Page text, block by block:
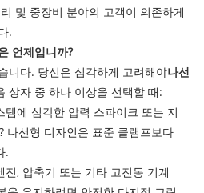
및 중장비 분야의 고객이 의존하게
.
언제입니까?
니다. 당신은 심각하게 고려해야나선
상자 중 하나 이상을 선택할 때:
템에 심각한 압력 스파이크 또는 지
나선형 디자인은 표준 클램프보다
.
진, 압축기 또는 기타 고진동 기계